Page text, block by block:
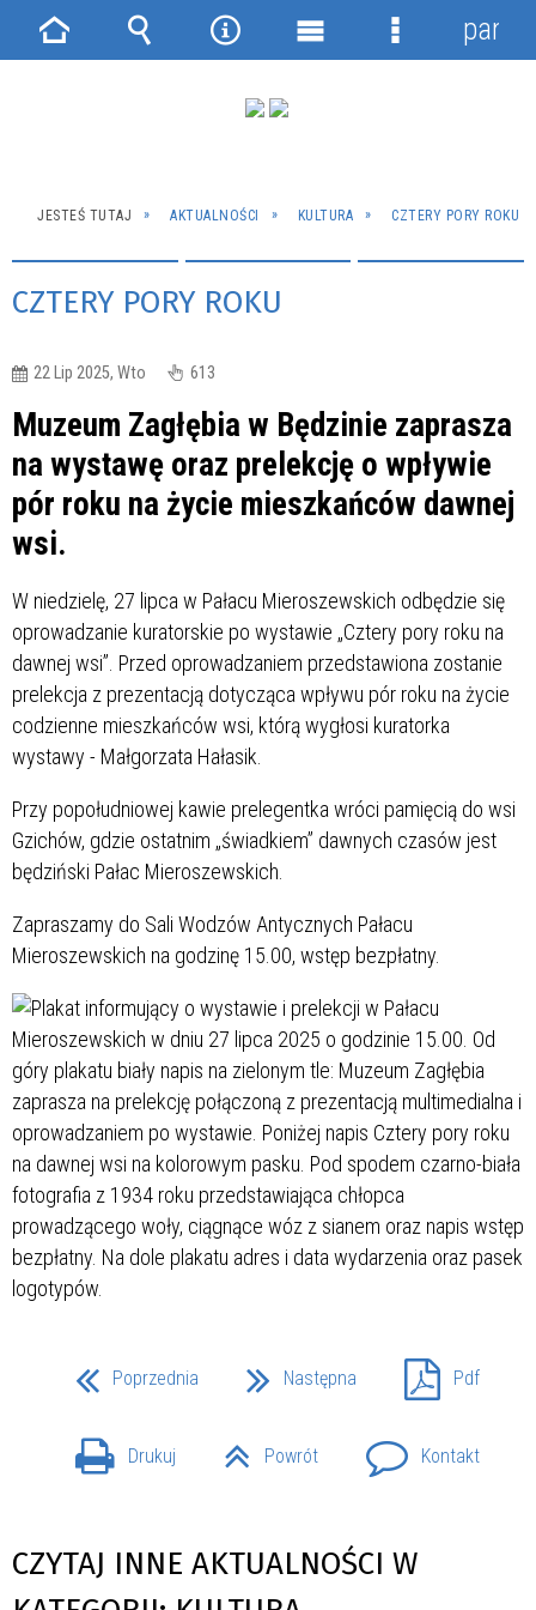
JESTEŚ TUTAJ AKTUALNOŚCI KULTURA CZTERY PORY ROKU
CZTERY PORY ROKU
22 Lip 2025, Wto 613
Muzeum Zagłębia w Będzinie zaprasza
na wystawę oraz prelekcję o wpływie
pór roku na życie mieszkańców dawnej
wsi.
W niedzielę, 27 lipca w Pałacu Mieroszewskich odbędzie się
oprowadzanie kuratorskie po wystawie „Cztery pory roku na
dawnej wsi”. Przed oprowadzaniem przedstawiona zostanie
prelekcja z prezentacją dotycząca wpływu pór roku na życie
codzienne mieszkańców wsi, którą wygłosi kuratorka
wystawy - Małgorzata Hałasik.
Przy popołudniowej kawie prelegentka wróci pamięcią do wsi
Gzichów, gdzie ostatnim „świadkiem” dawnych czasów jest
będziński Pałac Mieroszewskich.
Zapraszamy do Sali Wodzów Antycznych Pałacu
Mieroszewskich na godzinę 15.00, wstęp bezpłatny.
Poprzednia Następna Pdf
Drukuj Powrót Kontakt
CZYTAJ INNE AKTUALNOŚCI W
Strona Wyszukiwarka
NarzędziaMenu
Menu
panel